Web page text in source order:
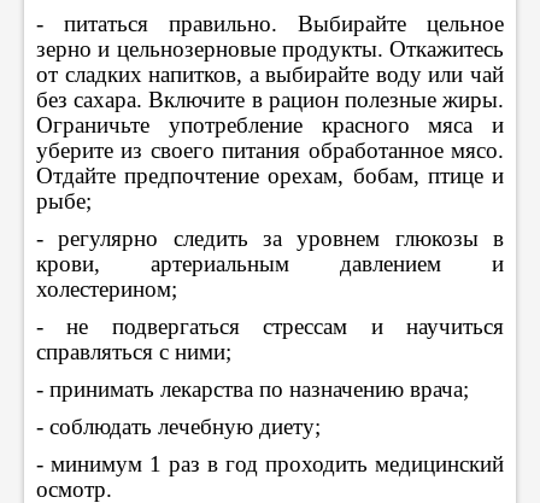
- питаться правильно. Выбирайте цельное
зерно и цельнозерновые продукты. Откажитесь
от сладких напитков, а выбирайте воду или чай
без сахара. Включите в рацион полезные жиры.
Ограничьте употребление красного мяса и
уберите из своего питания обработанное мясо.
Отдайте предпочтение орехам, бобам, птице и
рыбе;
- регулярно следить за уровнем глюкозы в
крови, артериальным давлением и
холестерином;
- не подвергаться стрессам и научиться
справляться с ними;
- принимать лекарства по назначению врача;
- соблюдать лечебную диету;
- минимум 1 раз в год проходить медицинский
осмотр.